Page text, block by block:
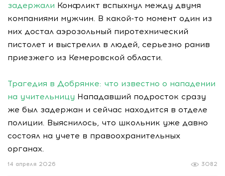
задержали Конфликт вспыхнул между двумя
компаниями мужчин. В какой-то момент один из
них достал аэрозольный пиротехнический
пистолет и выстрелил в людей, серьезно ранив
приезжего из Кемеровской области.
Трагедия в Добрянке: что известно о нападении
на учительницу Нападавший подросток сразу
же был задержан и сейчас находится в отделе
полиции. Выяснилось, что школьник уже давно
состоял на учете в правоохранительных
органах.
3082
14 апреля 2026